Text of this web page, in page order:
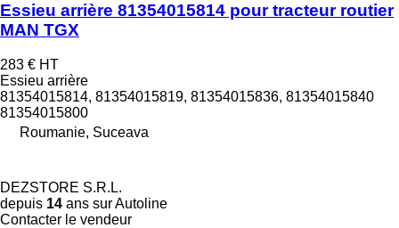
Essieu arrière 81354015814 pour tracteur routier
MAN TGX
283 € HT
Essieu arrière
81354015814, 81354015819, 81354015836, 81354015840
81354015800
Roumanie, Suceava
DEZSTORE S.R.L.
depuis 14 ans sur Autoline
Contacter le vendeur